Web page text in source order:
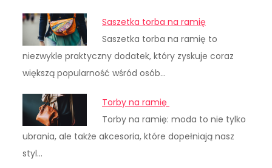
Saszetka torba na ramię
Saszetka torba na ramię to
niezwykle praktyczny dodatek, który zyskuje coraz
większą popularność wśród osób…
Torby na ramię
Torby na ramię: moda to nie tylko
ubrania, ale także akcesoria, które dopełniają nasz
styl…